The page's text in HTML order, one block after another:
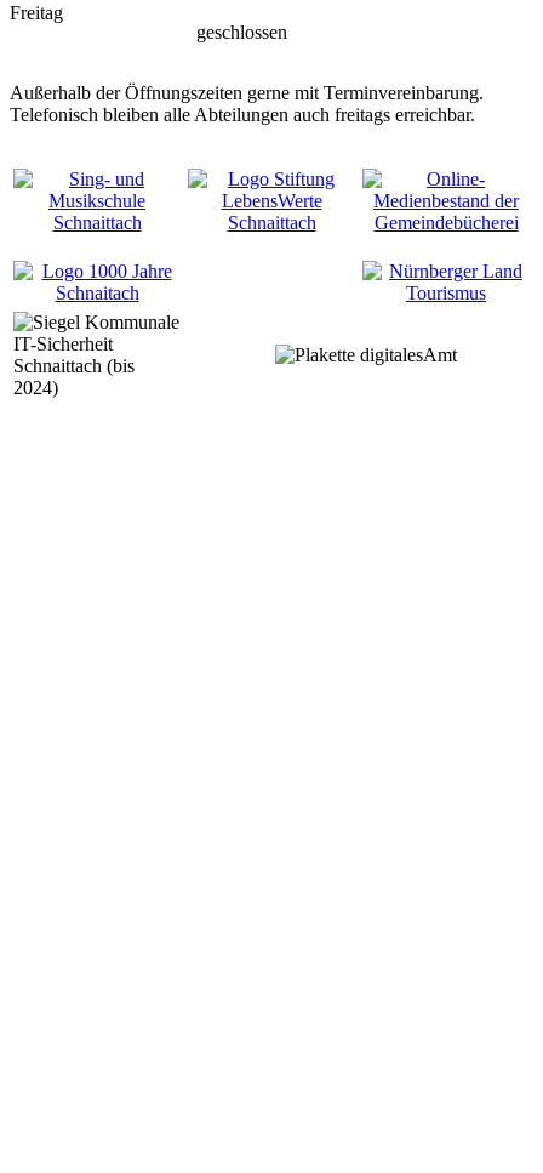
Freitag
geschlossen
Außerhalb der Öffnungszeiten gerne mit Terminvereinbarung.
Telefonisch bleiben alle Abteilungen auch freitags erreichbar.